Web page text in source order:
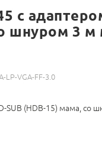
с
шнуром 3 м
LP-VGA-FF-3.0
SUB (HDB-15) мама, со